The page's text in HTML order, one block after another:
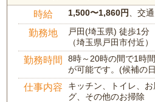
時給 1,500〜1,860円 、交
勤務地
戸田(埼玉県) 徒歩1分
（埼玉県戸田市付近）
勤務時間
8時～20時の間で1時
が可能です。(候補の
仕事内容
キッチン、トイレ、
グ、その他のお掃除